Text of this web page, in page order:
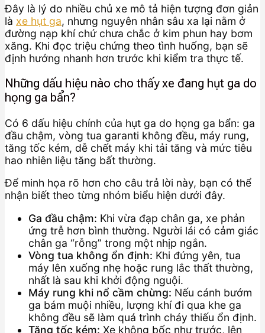
Đây là lý do nhiều chủ xe mô tả hiện tượng đơn giản
là xe hụt ga, nhưng nguyên nhân sâu xa lại nằm ở
đường nạp khí chứ chưa chắc ở kim phun hay bơm
xăng. Khi đọc triệu chứng theo tình huống, bạn sẽ
định hướng nhanh hơn trước khi kiểm tra thực tế.
Những dấu hiệu nào cho thấy xe đang hụt ga do
họng ga bẩn?
Có 6 dấu hiệu chính của hụt ga do họng ga bẩn: ga
đầu chậm, vòng tua garanti không đều, máy rung,
tăng tốc kém, dễ chết máy khi tải tăng và mức tiêu
hao nhiên liệu tăng bất thường.
Để minh họa rõ hơn cho câu trả lời này, bạn có thể
nhận biết theo từng nhóm biểu hiện dưới đây.
Ga đầu chậm: Khi vừa đạp chân ga, xe phản
ứng trễ hơn bình thường. Người lái có cảm giác
chân ga “rỗng” trong một nhịp ngắn.
Vòng tua không ổn định: Khi đứng yên, tua
máy lên xuống nhẹ hoặc rung lắc thất thường,
nhất là sau khi khởi động nguội.
Máy rung khi nổ cầm chừng: Nếu cánh bướm
ga bám muội nhiều, lượng khí đi qua khe ga
không đều sẽ làm quá trình cháy thiếu ổn định.
Tăng tốc kém: Xe không bốc như trước, lên